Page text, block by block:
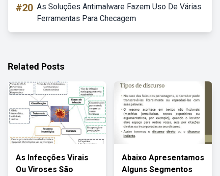
#20 As Soluções Antimalware Fazem Uso De Várias
Ferramentas Para Checagem
Related Posts
As Infecções Virais
Ou Viroses São
Abaixo Apresentamos
Alguns Segmentos